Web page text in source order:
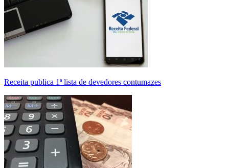
Receita publica 1ª lista de devedores contumazes